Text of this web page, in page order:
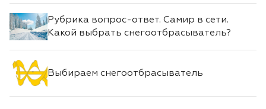
Рубрика вопрос-ответ. Самир в сети.
Какой выбрать снегоотбрасыватель?
Выбираем снегоотбрасыватель